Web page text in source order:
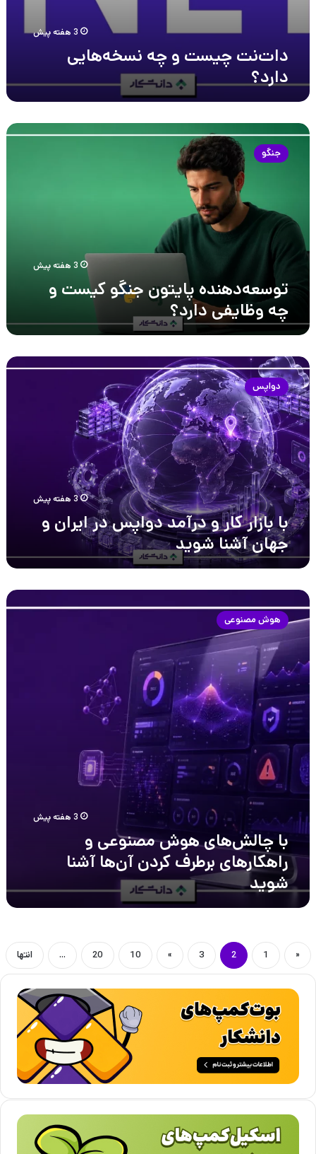
3 هفته پیش
دات‌نت چیست و چه نسخه‌هایی
دارد؟
توسعه‌دهنده
پایتون
وظایفی
دارد؟
جنگو
3 هفته پیش
توسعه‌دهنده پایتون جنگو کیست و
چه وظایفی دارد؟
با
بازار
کار
و
درآمد
دواپس
در
ایران
جهان
آشنا
شوید
دواپس
3 هفته پیش
با بازار کار و درآمد دواپس در ایران و
جهان آشنا شوید
با
چالش‌های
هوش
مصنوعی
راهکارهای
برطرف
کردن
آن‌ها
آشنا
شوید
هوش مصنوعی
3 هفته پیش
با چالش‌های هوش مصنوعی و
راهکارهای برطرف کردن آن‌ها آشنا
شوید
«
1
2
3
»
10
20
... انتها